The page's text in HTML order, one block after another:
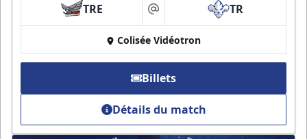
TRE at TR
Colisée Vidéotron
Billets
Détails du match